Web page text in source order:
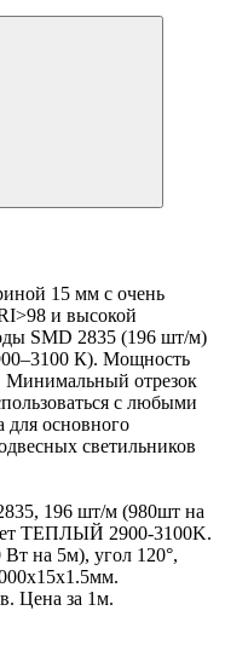
15 мм с очень
и высокой
SMD 2835 (196 шт/м)
К). Мощность
Минимальный отрезок
с любыми
основного
светильников
196 шт/м (980шт на
ТЕПЛЫЙ 2900-3100K.
на 5м), угол 120°,
Цена за 1м.